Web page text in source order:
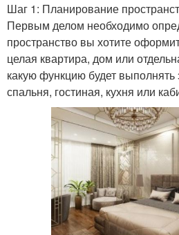
Шаг 1: Планирование
Первым делом необходимо
пространство вы хотите
целая квартира, дом или
какую функцию будет
спальня, гостиная, кухня или